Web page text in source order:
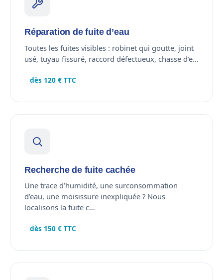
Réparation de fuite d’eau
Toutes les fuites visibles : robinet qui goutte, joint
usé, tuyau fissuré, raccord défectueux, chasse d’e…
dès 120 € TTC
Recherche de fuite cachée
Une trace d’humidité, une surconsommation
d’eau, une moisissure inexpliquée ? Nous
localisons la fuite c…
dès 150 € TTC